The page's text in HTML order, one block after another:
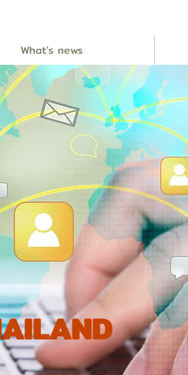
What's news